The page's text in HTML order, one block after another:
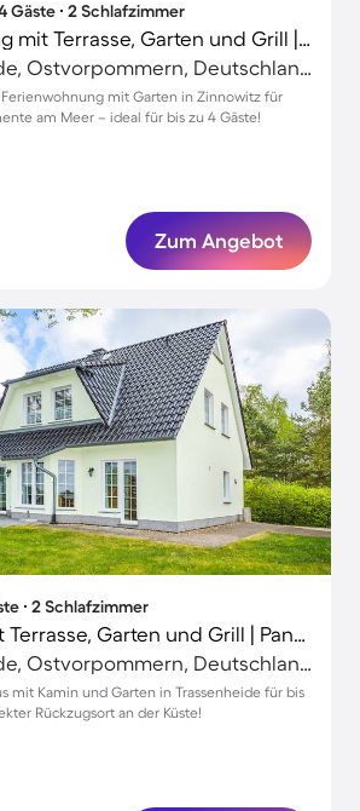
Gäste ∙ 2 Schlafzimmer
Ferienwohnung mit Terrasse, Garten und Grill | Naturblick
Trassenheide, Ostvorpommern, Deutschland
mit Garten in Zinnowitz für
am Meer – ideal für bis zu 4 Gäste!
Zum Angebot
∙ 2 Schlafzimmer
Ferienhaus mit Terrasse, Garten und Grill | Panoramablick
Trassenheide, Ostvorpommern, Deutschland
mit Kamin und Garten in Trassenheide für bis
Rückzugsort an der Küste!